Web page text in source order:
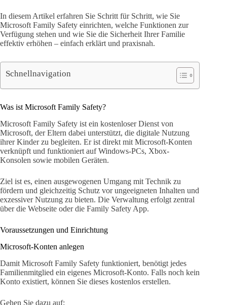
In diesem Artikel erfahren Sie Schritt für Schritt, wie Sie
Microsoft Family Safety einrichten, welche Funktionen zur
Verfügung stehen und wie Sie die Sicherheit Ihrer Familie
effektiv erhöhen – einfach erklärt und praxisnah.
Schnellnavigation
Was ist Microsoft Family Safety?
Microsoft Family Safety ist ein kostenloser Dienst von
Microsoft, der Eltern dabei unterstützt, die digitale Nutzung
ihrer Kinder zu begleiten. Er ist direkt mit Microsoft-Konten
verknüpft und funktioniert auf Windows-PCs, Xbox-
Konsolen sowie mobilen Geräten.
Ziel ist es, einen ausgewogenen Umgang mit Technik zu
fördern und gleichzeitig Schutz vor ungeeigneten Inhalten und
exzessiver Nutzung zu bieten. Die Verwaltung erfolgt zentral
über die Webseite oder die Family Safety App.
Voraussetzungen und Einrichtung
Microsoft-Konten anlegen
Damit Microsoft Family Safety funktioniert, benötigt jedes
Familienmitglied ein eigenes Microsoft-Konto. Falls noch kein
Konto existiert, können Sie dieses kostenlos erstellen.
Gehen Sie dazu auf: